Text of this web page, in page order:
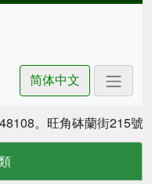
简体中文
。旺角砵蘭街215號